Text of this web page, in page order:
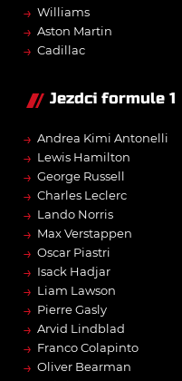
→ Williams
→ Aston Martin
→ Cadillac
Jezdci formule 1
→ Andrea Kimi Antonelli
→ Lewis Hamilton
→ George Russell
→ Charles Leclerc
→ Lando Norris
→ Max Verstappen
→ Oscar Piastri
→ Isack Hadjar
→ Liam Lawson
→ Pierre Gasly
→ Arvid Lindblad
→ Franco Colapinto
→ Oliver Bearman